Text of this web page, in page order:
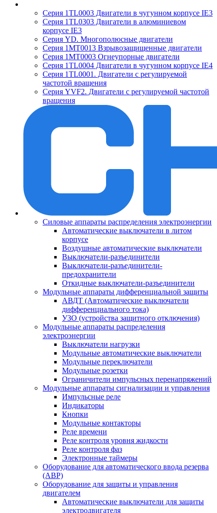
Серия 1TL0003 Двигатели в чугунном корпусе IE3
Серия 1TL0303 Двигатели в алюминиевом
корпусе IE3
Серия YD. Многополюсные двигатели
Серия 1MT0013 Взрывозащищенные двигатели
Серия 1MT0003 Огнеупорные двигатели
Серия 1TL0004 Двигатели в чугунном корпусе IE4
Серия 1TL0001. Двигатели с регулируемой
частотой вращения
Серия YVF2. Двигатели с регулируемой частотой
вращения
Силовые аппараты распределения электроэнергии
Автоматические выключатели в литом
корпусе
Воздушные автоматические выключатели
Выключатели-разъединители
Выключатели-разъединители-
предохранители
Откидные выключатели-разъединители
Модульные аппараты дифференциальной защиты
АВДТ (Автоматические выключатели
дифференциального тока)
УЗО (устройства защитного отключения)
Модульные аппараты распределения
электроэнергии
Выключатели нагрузки
Модульные автоматические выключатели
Модульные переключатели
Модульные розетки
Ограничители импульсных перенапряжений
Модульные аппараты сигнализации и управления
Импульсные реле
Индикаторы
Кнопки
Модульные контакторы
Реле времени
Реле контроля уровня жидкости
Реле контроля фаз
Электронные таймеры
Оборудование для автоматического ввода резерва
(АВР)
Оборудование для защиты и управления
двигателем
Автоматические выключатели для защиты
электродвигателя